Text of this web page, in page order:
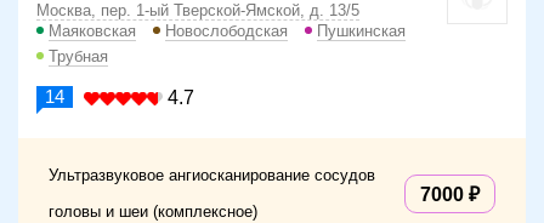
Москва, пер. 1-ый Тверской-Ямской, д. 13/5
Маяковская
Новослободская
Пушкинская
Трубная
14 4.7
Ультразвуковое ангиосканирование сосудов
головы и шеи (комплексное)
7000